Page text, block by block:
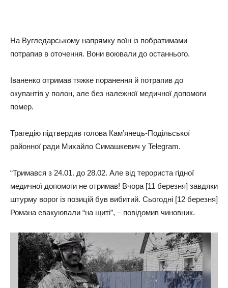
На Вугледарському напрямку воїн із побратимами
потрапив в оточення. Вони воювали до останнього.
Іваненко отримав тяжке поранення й потрапив до
окупантів у полон, але без належної медичної допомоги
помер.
Трагедію підтвердив голова Кам’янець-Подільської
районної ради Михайло Симашкевич у Telegram.
“Тримався з 24.01. до 28.02. Але від терориста гідної
медичної допомоги не отримав! Вчора [11 березня] завдяки
штурму ворог із позицій був вибитий. Сьогодні [12 березня]
Романа евакуювали “на щиті”, – повідомив чиновник.